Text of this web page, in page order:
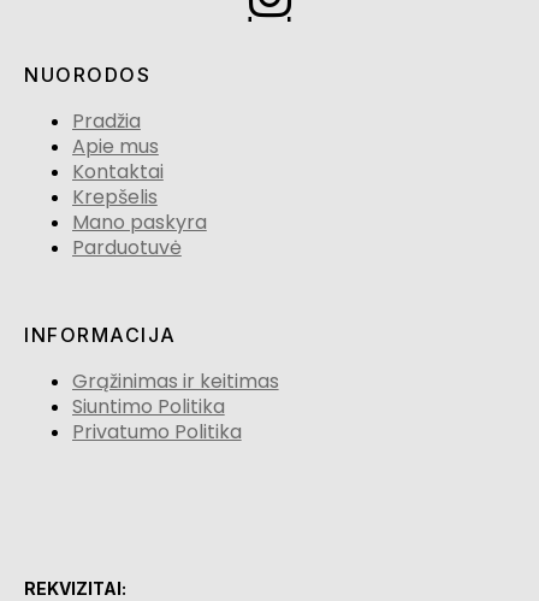
NUORODOS
Pradžia
Apie mus
Kontaktai
Krepšelis
Mano paskyra
Parduotuvė
INFORMACIJA
Grąžinimas ir keitimas
Siuntimo Politika
Privatumo Politika
REKVIZITAI: